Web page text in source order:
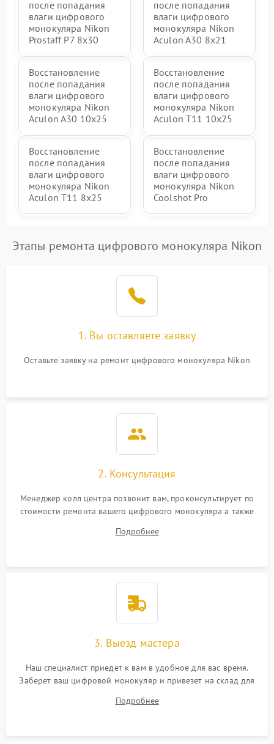
после попадания
влаги цифрового
монокуляра Nikon
Prostaff P7 8x30
после попадания
влаги цифрового
монокуляра Nikon
Aculon A30 8x21
Восстановление
после попадания
влаги цифрового
монокуляра Nikon
Aculon A30 10x25
Восстановление
после попадания
влаги цифрового
монокуляра Nikon
Aculon T11 10x25
Восстановление
после попадания
влаги цифрового
монокуляра Nikon
Aculon T11 8x25
Восстановление
после попадания
влаги цифрового
монокуляра Nikon
Coolshot Pro
Этапы ремонта цифрового монокуляра Nikon
1. Вы оставляете заявку
Оставьте заявку на ремонт цифрового монокуляра Nikon
2. Консультация
Менеджер колл центра позвонит вам, проконсультирует по
стоимости ремонта вашего цифрового монокуляра а также
Подробнее
3. Выезд мастера
Наш специалист приедет к вам в удобное для вас время.
Заберет ваш цифровой монокуляр и привезет на склад для
Подробнее